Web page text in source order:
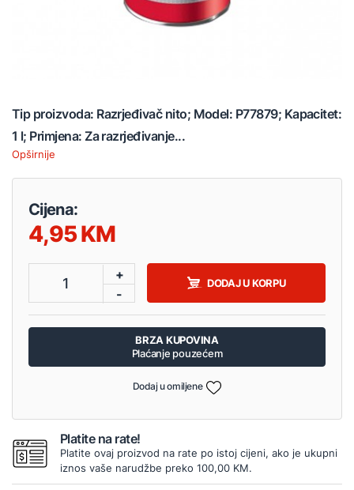
Tip proizvoda: Razrjeđivač nito; Model: P77879; Kapacitet:
1 l; Primjena: Za razrjeđivanje...
Opširnije
Cijena:
4,95
1
+
-
DODAJ U KORPU
BRZA KUPOVINA
Plaćanje pouzećem
Dodaj u omiljene
Platite na rate!
Platite ovaj proizvod na rate po istoj cijeni, ako je ukupni
iznos vaše narudžbe preko 100,00 KM.